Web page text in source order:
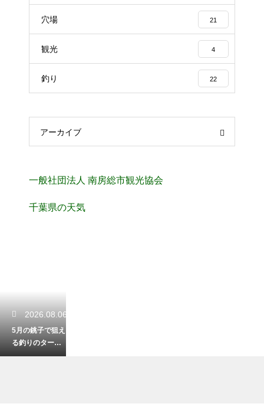
穴場 21
観光 4
釣り 22
アーカイブ
一般社団法人 南房総市観光協会
千葉県の天気
2026.08.06
5月の銚子で狙え
る釣りのターゲ
ット！初夏の海